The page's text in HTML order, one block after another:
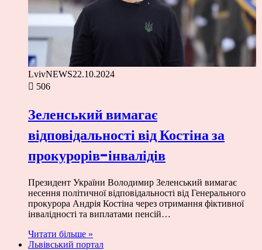
LvivNEWS22.10.2024
506
Зеленський вимагає
відповідальності від Костіна за
прокурорів-інвалідів
Президент України Володимир Зеленський вимагає
несення політичної відповідальності від Генерального
прокурора Андрія Костіна через отримання фіктивної
інвалідності та виплатами пенсій…
Читати більше »
Львівський портал